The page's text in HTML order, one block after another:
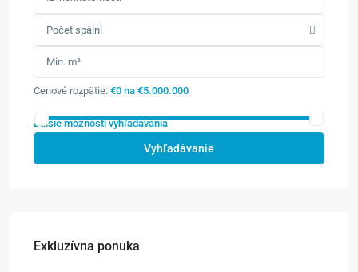
Počet spální
Cenové rozpätie: €0 na €5.000.000
Ďalšie možnosti vyhľadávania
Vyhľadávanie
Exkluzívna ponuka